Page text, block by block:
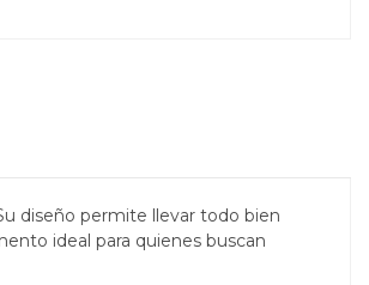
diseño permite llevar todo bien
ideal para quienes buscan